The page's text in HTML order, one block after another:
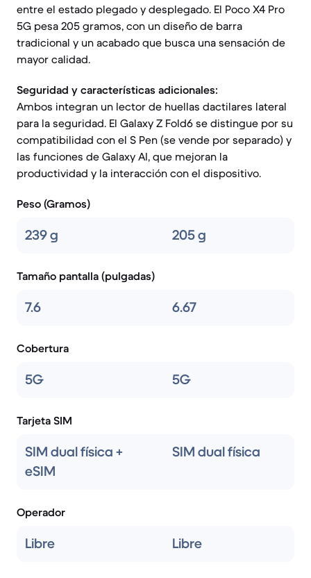
entre el estado plegado y desplegado. El Poco X4 Pro
5G pesa 205 gramos, con un diseño de barra
tradicional y un acabado que busca una sensación de
mayor calidad.
Seguridad y características adicionales:
Ambos integran un lector de huellas dactilares lateral
para la seguridad. El Galaxy Z Fold6 se distingue por su
compatibilidad con el S Pen (se vende por separado) y
las funciones de Galaxy AI, que mejoran la
productividad y la interacción con el dispositivo.
Peso (Gramos)
239 g 205 g
Tamaño pantalla (pulgadas)
7.6 6.67
Cobertura
5G 5G
Tarjeta SIM
SIM dual física +
eSIM
SIM dual física
Operador
Libre Libre